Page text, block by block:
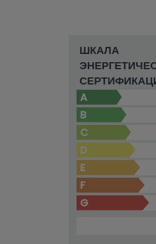
ШКАЛА
A
B
C
D
E
F
G